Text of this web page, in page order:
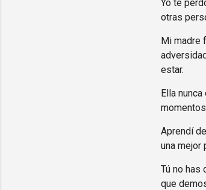
Yo te
otras
Mi madre
estar.
Ella
Aprendí
una mejor
Tú no has
que